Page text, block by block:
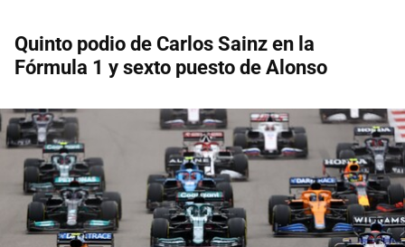
Quinto podio de Carlos Sainz en la
Fórmula 1 y sexto puesto de Alonso